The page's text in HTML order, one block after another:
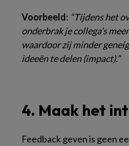
Voorbeeld: “Tijdens het
onderbrak je collega’s
waardoor zij minder
ideeën te delen (impact).”
4. Maak het
Feedback geven is geen